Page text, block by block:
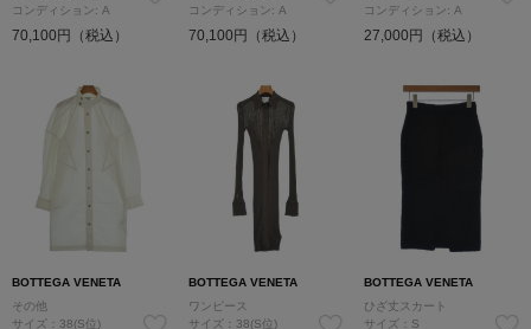
コンディション: A
70,100円（税込）
コンディション: A
70,100円（税込）
コンディション: A
27,000円（税込）
BOTTEGA VENETA
その他
サイズ：38(S位)
BOTTEGA VENETA
ワンピース
サイズ：38(S位)
BOTTEGA VENETA
ひざ丈スカート
サイズ：S